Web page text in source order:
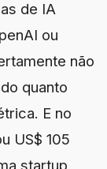
de IA
ou
não
quanto
E no
US$ 105
startup